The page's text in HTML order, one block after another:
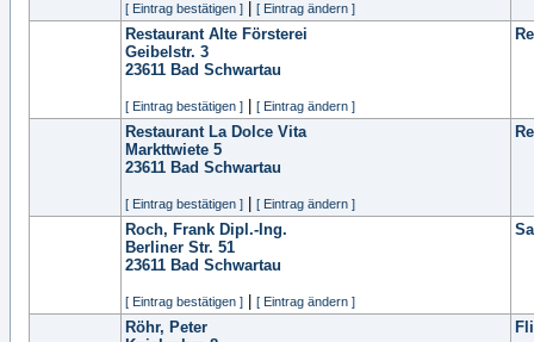
[ Eintrag bestätigen ] [ Eintrag ändern ]
Restaurant Alte Försterei
Geibelstr. 3
23611 Bad Schwartau
[ Eintrag bestätigen ] [ Eintrag ändern ]
Restaurant La Dolce Vita
Markttwiete 5
23611 Bad Schwartau
[ Eintrag bestätigen ] [ Eintrag ändern ]
Roch, Frank Dipl.-Ing.
Berliner Str. 51
23611 Bad Schwartau
[ Eintrag bestätigen ] [ Eintrag ändern ]
Röhr, Peter